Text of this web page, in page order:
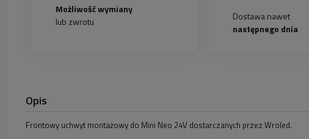
Możliwość wymiany
lub zwrotu
Dostawa nawet
następnego dnia
Opis
Frontowy uchwyt montażowy do Mini Neo 24V dostarczanych przez Wroled.